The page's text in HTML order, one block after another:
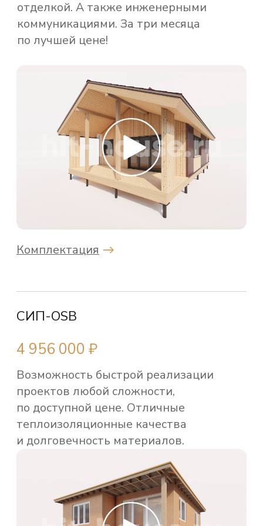
Комплектация
Комплектация
Возможность быстрой реализации
теплоизоляционные качества
и долговечность материалов.
Главными преимуществами технологии
материалов и скорость отделки.
4 956 000 ₽